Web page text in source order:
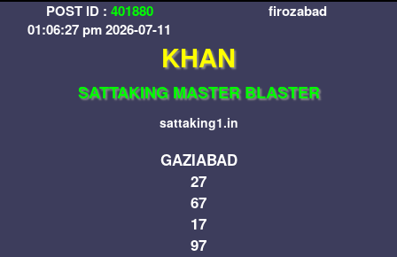
POST ID : 401880
01:06:27 pm 2026-07-11
firozabad
KHAN
SATTAKING MASTER BLASTER
sattaking1.in
GAZIABAD
27
67
17
97